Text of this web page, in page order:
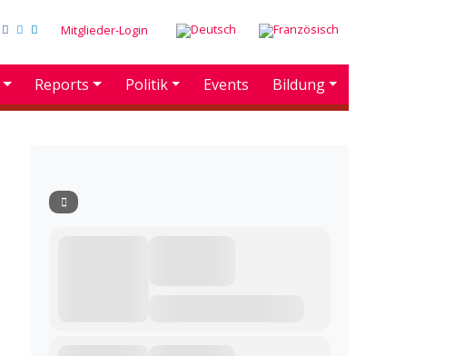
Mitglieder-Login
Reports Politik Events Bildung